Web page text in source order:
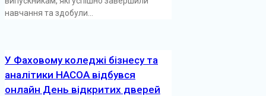
навчання та здобули...
У Фаховому коледжі бізнесу та
аналітики НАСОА відбувся
онлайн День відкритих дверей